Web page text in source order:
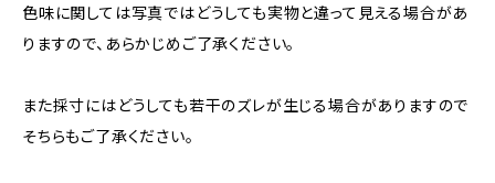
色味に関しては写真ではどうしても実物と違って見える場合があ
りますので、あらかじめご了承ください。
また採寸にはどうしても若干のズレが生じる場合がありますので
そちらもご了承ください。